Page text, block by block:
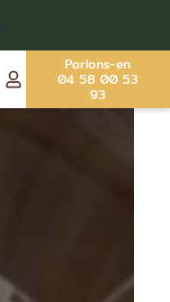
Parlons-en
04 58 00 53
93